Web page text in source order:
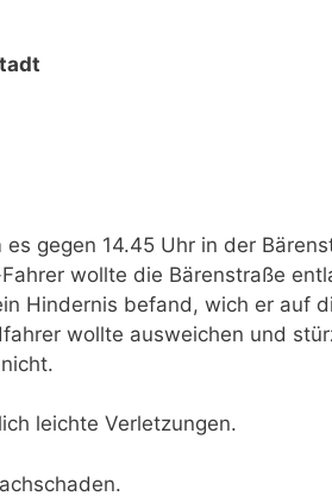
gegen 14.45 Uhr in der
wollte die Bärenstraße
Hindernis befand, wich er auf
wollte ausweichen und
leichte Verletzungen.